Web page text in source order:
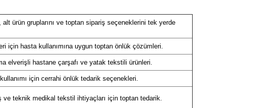
ürün gruplarını ve toptan sipariş seçeneklerini tek yerde
için hasta kullanımına uygun toptan önlük çözümleri.
elverişli hastane çarşafı ve yatak tekstili ürünleri.
için cerrahi önlük tedarik seçenekleri.
teknik medikal tekstil ihtiyaçları için toptan tedarik.